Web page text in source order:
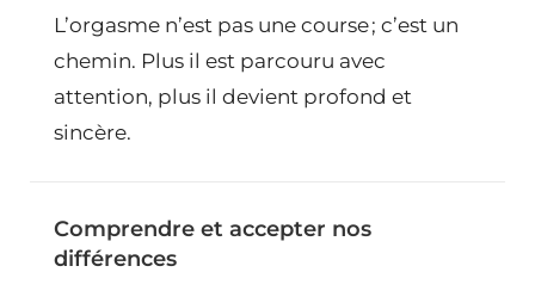
L’orgasme n’est pas une course ; c’est un
chemin. Plus il est parcouru avec
attention, plus il devient profond et
sincère.
Comprendre et accepter nos
différences